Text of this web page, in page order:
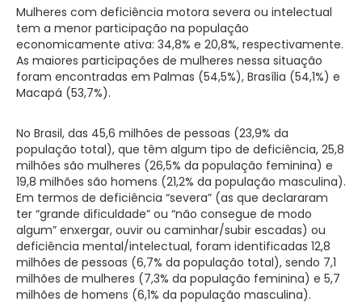
Mulheres com deficiência motora severa ou intelectual
tem a menor participação na população
economicamente ativa: 34,8% e 20,8%, respectivamente.
As maiores participações de mulheres nessa situação
foram encontradas em Palmas (54,5%), Brasília (54,1%) e
Macapá (53,7%).
No Brasil, das 45,6 milhões de pessoas (23,9% da
população total), que têm algum tipo de deficiência, 25,8
milhões são mulheres (26,5% da população feminina) e
19,8 milhões são homens (21,2% da população masculina).
Em termos de deficiência “severa” (as que declararam
ter “grande dificuldade” ou “não consegue de modo
algum” enxergar, ouvir ou caminhar/subir escadas) ou
deficiência mental/intelectual, foram identificadas 12,8
milhões de pessoas (6,7% da população total), sendo 7,1
milhões de mulheres (7,3% da população feminina) e 5,7
milhões de homens (6,1% da população masculina).